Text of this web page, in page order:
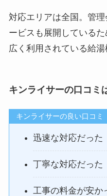
対応エリアは全国。管
ービスも展開している
広く利用されている給湯
キンライサーの口コミ
キンライサーの良い口コミ
迅速な対応だった
丁寧な対応だった
工事の料金が安か